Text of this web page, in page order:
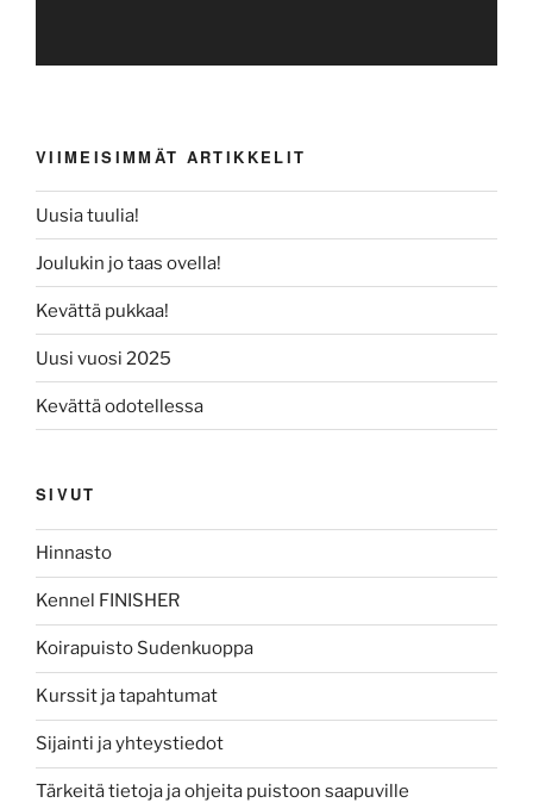
VIIMEISIMMÄT ARTIKKELIT
Uusia tuulia!
Joulukin jo taas ovella!
Kevättä pukkaa!
Uusi vuosi 2025
Kevättä odotellessa
SIVUT
Hinnasto
Kennel FINISHER
Koirapuisto Sudenkuoppa
Kurssit ja tapahtumat
Sijainti ja yhteystiedot
Tärkeitä tietoja ja ohjeita puistoon saapuville